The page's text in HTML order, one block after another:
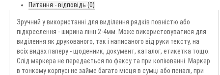
Питання - відповідь (0)
Зручний у використанні для виділення рядків повністю або
підкреслення - ширина лінії 2-4мм. Може використовуватися для
виділення як друкованого, так і написаного від руки тексту, на
всіх видах паперу - щоденник, документ, каталог, етикетка тощо.
Слід маркера не передається по факсу та при копіюванні. Маркер
в тонкому корпусі не займе багато місця в сумці або пеналі, при